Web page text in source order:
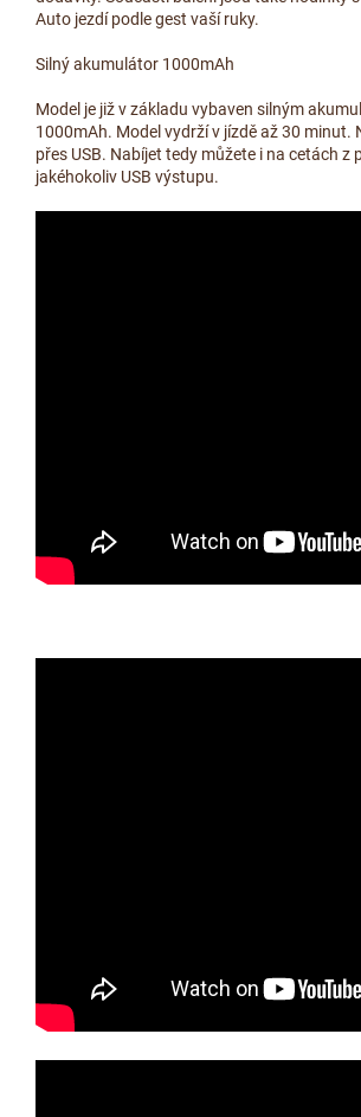
Auto jezdí podle gest vaší ruky.
Silný akumulátor 1000mAh
Model je již v základu vybaven silným
1000mAh. Model vydrží v jízdě až 30 minut.
přes USB. Nabíjet tedy můžete i na cetách z
jakéhokoliv USB výstupu.